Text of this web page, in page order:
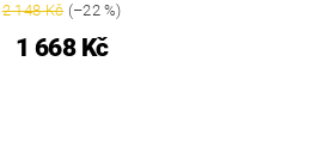
2 148 Kč(–22 %)
1 668 Kč